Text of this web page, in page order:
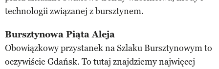
technologii związanej z bursztynem.
Bursztynowa Piąta Aleja
Obowiązkowy przystanek na Szlaku Bursztynowym to
oczywiście Gdańsk. To tutaj znajdziemy najwięcej